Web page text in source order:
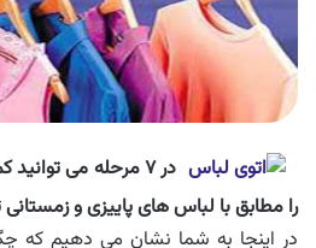
در ۷ مرحله می
را مطابق با لباس های پاییزی و
در اینجا به شما نشان می دهیم که